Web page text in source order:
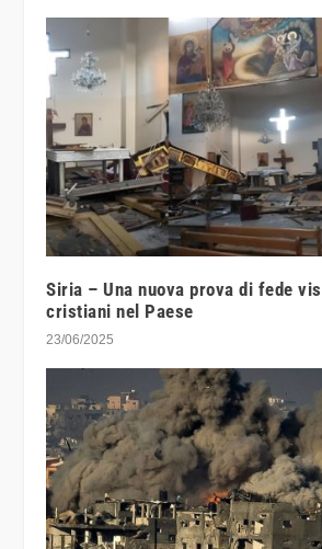
Siria – Una nuova prova di fede
cristiani nel Paese
23/06/2025